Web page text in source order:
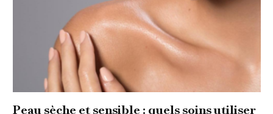
Peau sèche et sensible : quels soins utiliser